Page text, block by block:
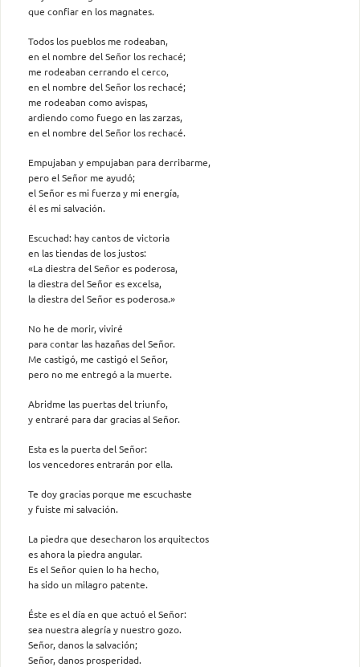
que confiar en los magnates.
Todos los pueblos me rodeaban,
en el nombre del Señor los rechacé;
me rodeaban cerrando el cerco,
en el nombre del Señor los rechacé;
me rodeaban como avispas,
ardiendo como fuego en las zarzas,
en el nombre del Señor los rechacé.
Empujaban y empujaban para derribarme,
pero el Señor me ayudó;
el Señor es mi fuerza y mi energía,
él es mi salvación.
Escuchad: hay cantos de victoria
en las tiendas de los justos:
«La diestra del Señor es poderosa,
la diestra del Señor es excelsa,
la diestra del Señor es poderosa.»
No he de morir, viviré
para contar las hazañas del Señor.
Me castigó, me castigó el Señor,
pero no me entregó a la muerte.
Abridme las puertas del triunfo,
y entraré para dar gracias al Señor.
Esta es la puerta del Señor:
los vencedores entrarán por ella.
Te doy gracias porque me escuchaste
y fuiste mi salvación.
La piedra que desecharon los arquitectos
es ahora la piedra angular.
Es el Señor quien lo ha hecho,
ha sido un milagro patente.
Éste es el día en que actuó el Señor:
sea nuestra alegría y nuestro gozo.
Señor, danos la salvación;
Señor, danos prosperidad.